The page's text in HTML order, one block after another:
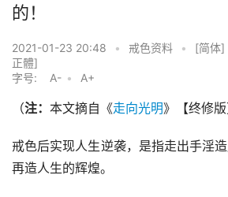
的！
2021-01-23 20:48 • 戒色资料 • [简体]
正體]
字号:
A- • A+
（注： 本文摘自《走向光明》【终修版
戒色后实现人生逆袭，是指走出手淫造
再造人生的辉煌。